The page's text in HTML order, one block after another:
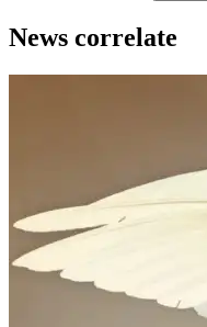
News correlate